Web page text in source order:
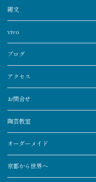
縄文
vivo
ブログ
アクセス
お問合せ
陶芸教室
オーダーメイド
京都から世界へ